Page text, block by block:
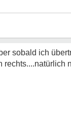
sobald ich